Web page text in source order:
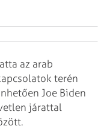
az arab
terén
Joe Biden
járattal